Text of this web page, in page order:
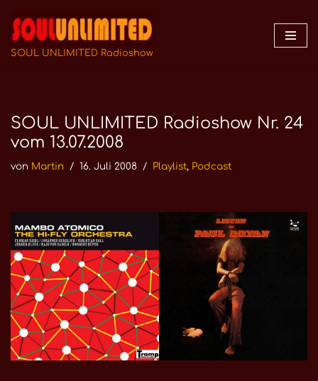
Zum
Inhalt
SOUL UNLIMITED Radioshow
SOUL UNLIMITED Radioshow Nr. 24
vom 13.07.2008
von Martin 16. Juli 2008 Playlist, Podcast